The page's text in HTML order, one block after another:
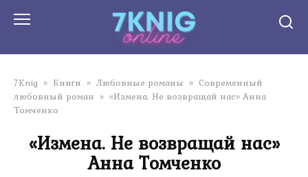
7Knig » Книги » Любовные романы » Современный
любовный роман » «Измена. Не возвращай нас» Анна
Томченко
«Измена. Не возвращай нас»
Анна Томченко